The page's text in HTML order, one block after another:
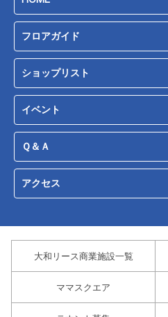
フロアガイド
ショップリスト
イベント
Ｑ＆Ａ
アクセス
大和リース商業施設一覧
ママスクエア